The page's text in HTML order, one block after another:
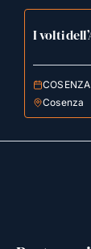
I volti
Cosenza